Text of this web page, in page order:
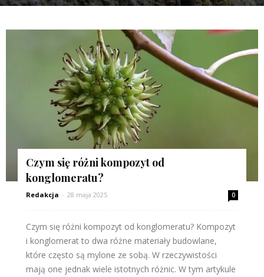
Czym się różni kompozyt od
konglomeratu?
Redakcja - 28 maja 2025 0
Czym się różni kompozyt od konglomeratu? Kompozyt
i konglomerat to dwa różne materiały budowlane,
które często są mylone ze sobą. W rzeczywistości
mają one jednak wiele istotnych różnic. W tym artykule